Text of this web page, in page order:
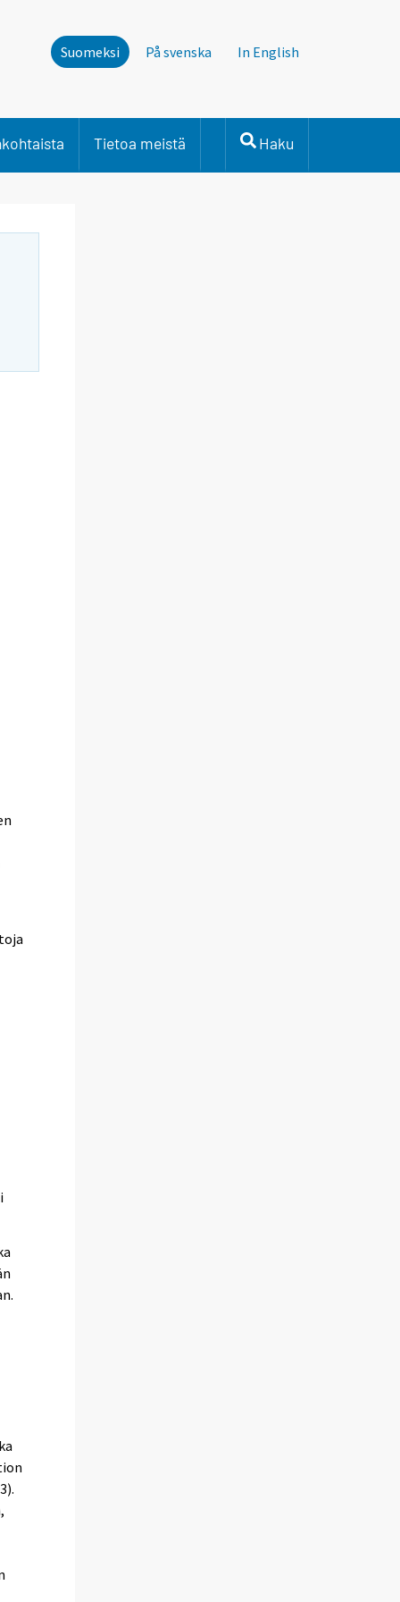
Suomeksi På svenska In English
Tietoa meistä Haku